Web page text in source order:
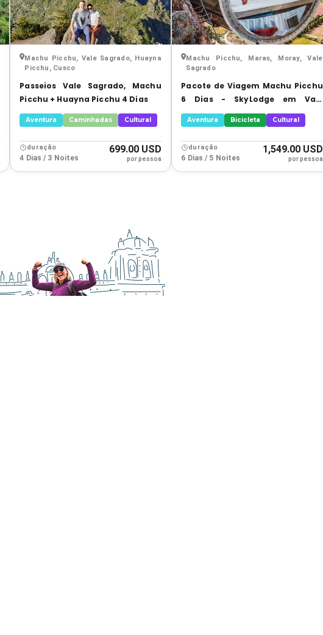
Machu Picchu, Vale Sagrado, Huayna
Picchu, Cusco
Passeios Vale Sagrado, Machu
Picchu + Huayna Picchu 4 Dias
Aventura Caminhadas Cultural
duração
4 Dias / 3 Noites
699.00 USD
por pessoa
Machu Picchu, Maras, Moray, Vale
Sagrado
Pacote de Viagem Machu Picchu
6 Dias - SkyLodge em Vale
Sagrado
Aventura Bicicleta Cultural
duração
6 Dias / 5 Noites
1,549.00 USD
por pessoa